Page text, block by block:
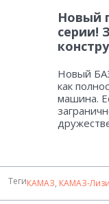
Новый
серии!
Новый
как
машина.
ТегиКАМАЗ, КАМАЗ-